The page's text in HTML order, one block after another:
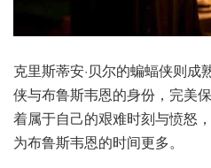
克里斯蒂安·贝尔的蝙蝠侠则
侠与布鲁斯韦恩的身份，完美
着属于自己的艰难时刻与愤怒
为布鲁斯韦恩的时间更多。